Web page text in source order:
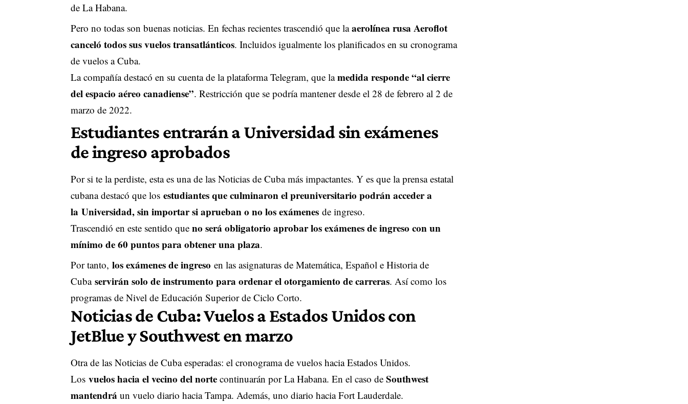
de La Habana.
Pero no todas son buenas noticias. En fechas recientes trascendió que laaerolínea rusa Aeroflot
canceló todos sus vuelos transatlánticos. Incluidos igualmente los planificados en su cronograma
de vuelos a Cuba.
La compañía destacó en su cuenta de la plataforma Telegram, que lamedida responde “al cierre
del espacio aéreo canadiense”. Restricción que se podría mantener desde el 28 de febrero al 2 de
marzo de 2022.
Estudiantes entrarán a Universidad sin exámenes
de ingreso aprobados
Por si te la perdiste, esta es una de las Noticias de Cuba más impactantes. Y es que la prensa estatal
cubana destacó que los estudiantes que culminaron el preuniversitario podrán acceder a
la Universidad, sin importar si aprueban o no los exámenesde ingreso.
Trascendió en este sentido que no será obligatorio aprobar los exámenes de ingreso con un
mínimo de 60 puntos para obtener una plaza.
Por tanto, los exámenes de ingreso en las asignaturas de Matemática, Español e Historia de
Cuba servirán solo de instrumento para ordenar el otorgamiento de carreras. Así como los
programas de Nivel de Educación Superior de Ciclo Corto.
Noticias de Cuba: Vuelos a Estados Unidos con
JetBlue y Southwest en marzo
Otra de las Noticias de Cuba esperadas: el cronograma de vuelos hacia Estados Unidos.
Los vuelos hacia el vecino del norte continuarán por La Habana. En el caso de Southwest
mantendrá un vuelo diario hacia Tampa. Además, uno diario hacia Fort Lauderdale.